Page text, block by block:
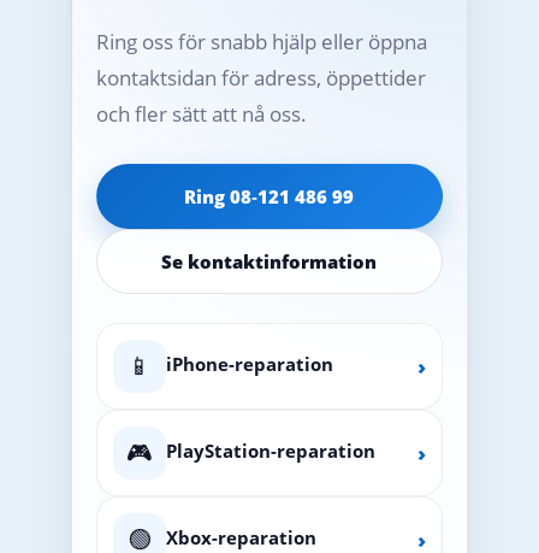
Ring oss för snabb hjälp eller öppna
kontaktsidan för adress, öppettider
och fler sätt att nå oss.
Ring 08‑121 486 99
Se kontaktinformation
📱 iPhone-reparation ›
🎮 PlayStation-reparation ›
🟢 Xbox-reparation ›